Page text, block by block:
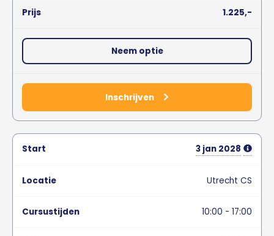
1.225,-
Neem optie
Inschrijven
3 jan 2028
Utrecht CS
10:00 - 17:00